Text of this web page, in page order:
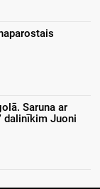
Saruna ar
dalinīkim Juoni